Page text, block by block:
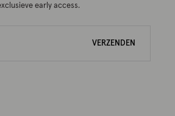
early access.
VERZENDEN